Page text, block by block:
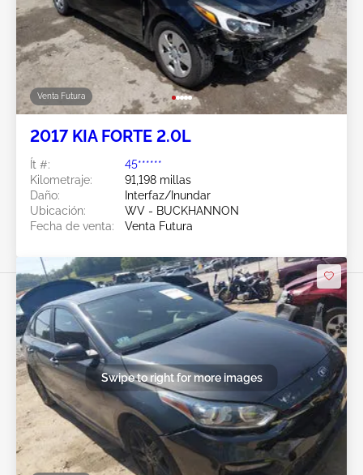
Venta Futura
2017 KIA FORTE 2.0L
Ít #:
45******
Kilometraje:
91,198 millas
Daño:
Interfaz/Inundar
Ubicación:
WV - BUCKHANNON
Fecha de venta:
Venta Futura
Swipe to right for more images